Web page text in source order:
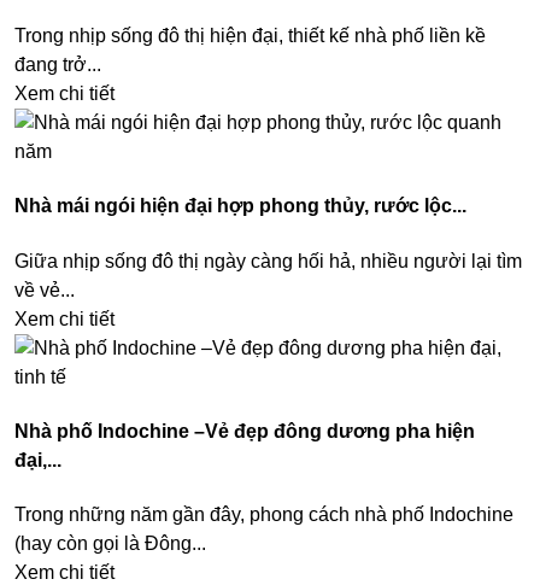
Trong nhịp sống đô thị hiện đại, thiết kế nhà phố liền kề
đang trở...
Xem chi tiết
Nhà mái ngói hiện đại hợp phong thủy, rước lộc...
Giữa nhịp sống đô thị ngày càng hối hả, nhiều người lại tìm
về vẻ...
Xem chi tiết
Nhà phố Indochine –Vẻ đẹp đông dương pha hiện
đại,...
Trong những năm gần đây, phong cách nhà phố Indochine
(hay còn gọi là Đông...
Xem chi tiết